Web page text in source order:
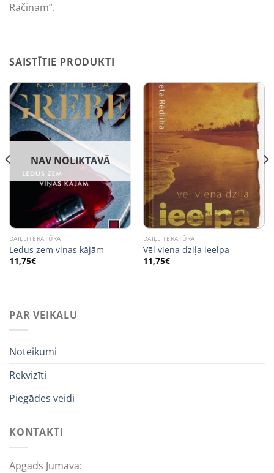
Račiņam”.
SAISTĪTIE PRODUKTI
NAV NOLIKTAVĀ
DAIĻLITERATŪRA
Ledus zem viņas kājām
11,75€
DAIĻLITERATŪRA
Vēl viena dziļa ieelpa
11,75€
PAR VEIKALU
Noteikumi
Rekvizīti
Piegādes veidi
KONTAKTI
Apgāds Jumava: